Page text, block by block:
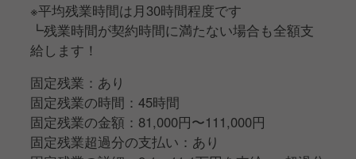
★独立・キャリアアップへの挑戦
「いつか自分の店を持ちたい」という独立志望の方を
会社全体でバックアップします。
経営知識を実践で学びながら、成長企業のコアメンバ
ーとして、複数店舗を統括する総料理長へのステップ
アップも目指せる環境です。
※平均残業時間は月30時間程度です
┗残業時間が契約時間に満たない場合も全額支
給します！
固定残業：あり
固定残業の時間：45時間
固定残業の金額：81,000円〜111,000円
固定残業超過分の支払い：あり